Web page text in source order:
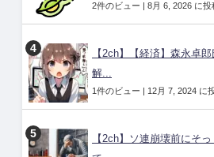
2件のビュー | 8月 6, 2026 に投
【2ch】【経済】森永卓
解...
1件のビュー | 12月 7, 2024 に
【2ch】ソ連崩壊前にそ